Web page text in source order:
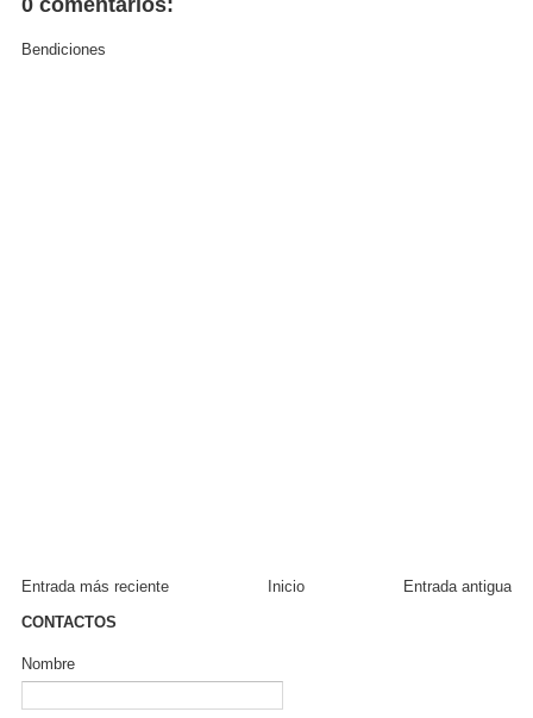
Bendiciones
Entrada más reciente Entrada antigua
Inicio
CONTACTOS
Nombre